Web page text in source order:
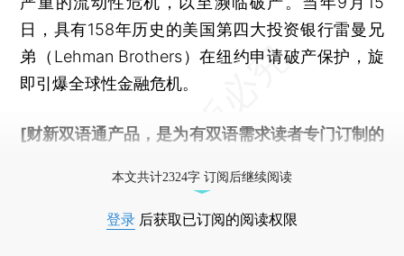
日，具有158年历史的美国第四大投资银行雷曼兄
弟（Lehman Brothers）在纽约申请破产保护，旋
即引爆全球性金融危机。
[财新双语通产品，是为有双语需求读者专门订制的
本文共计2324字 订阅后继续阅读
登录 后获取已订阅的阅读权限